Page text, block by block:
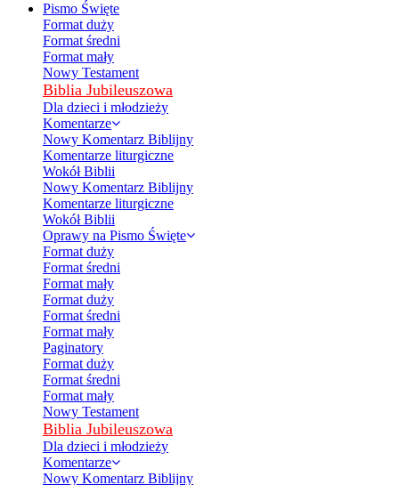
Pismo Święte
Format duży
Format średni
Format mały
Nowy Testament
Biblia Jubileuszowa
Dla dzieci i młodzieży
Komentarze
Nowy Komentarz Biblijny
Komentarze liturgiczne
Wokół Biblii
Nowy Komentarz Biblijny
Komentarze liturgiczne
Wokół Biblii
Oprawy na Pismo Święte
Format duży
Format średni
Format mały
Format duży
Format średni
Format mały
Paginatory
Format duży
Format średni
Format mały
Nowy Testament
Biblia Jubileuszowa
Dla dzieci i młodzieży
Komentarze
Nowy Komentarz Biblijny